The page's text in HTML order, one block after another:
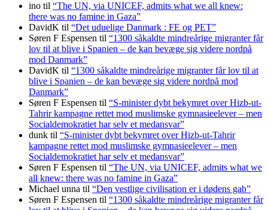
ino til “The UN, via UNICEF, admits what we all knew:
there was no famine in Gaza”
DavidK til “Det uduelige Danmark : FE og PET”
Søren F Espensen til “1300 såkaldte mindreårige migranter får
lov til at blive i Spanien – de kan bevæge sig videre nordpå
mod Danmark”
DavidK til “1300 såkaldte mindreårige migranter får lov til at
blive i Spanien – de kan bevæge sig videre nordpå mod
Danmark”
Søren F Espensen til “S-minister dybt bekymret over Hizb-ut-
Tahrir kampagne rettet mod muslimske gymnasieelever – men
Socialdemokratiet har selv et medansvar”
dunk til “S-minister dybt bekymret over Hizb-ut-Tahrir
kampagne rettet mod muslimske gymnasieelever – men
Socialdemokratiet har selv et medansvar”
Søren F Espensen til “The UN, via UNICEF, admits what we
all knew: there was no famine in Gaza”
Michael unna til “Den vestlige civilisation er i dødens gab”
Søren F Espensen til “1300 såkaldte mindreårige migranter får